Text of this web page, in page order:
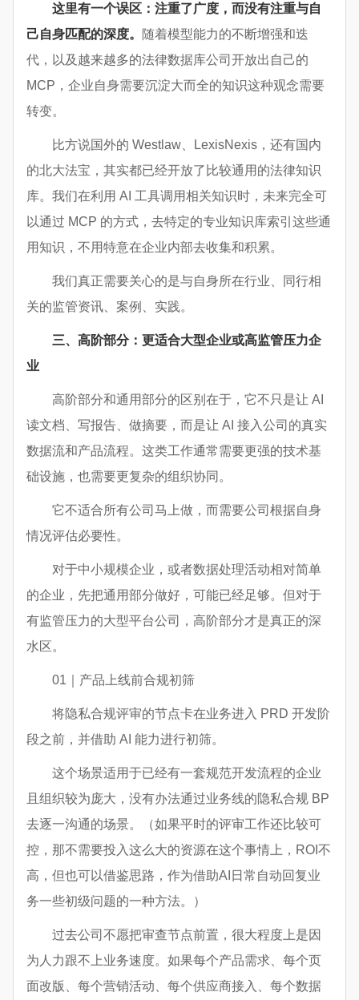
这里有一个误区：注重了广度，而没有注重与自
己自身匹配的深度。
随着模型能力的不断增强和迭
代，以及越来越多的法律数据库公司开放出自己的
MCP，企业自身需要沉淀大而全的知识这种观念需要
转变。
比方说国外的 Westlaw、LexisNexis，还有国内
的北大法宝，其实都已经开放了比较通用的法律知识
库。我们在利用 AI 工具调用相关知识时，未来完全可
以通过 MCP 的方式，去特定的专业知识库索引这些通
用知识，不用特意在企业内部去收集和积累。
我们真正需要关心的是与自身所在行业、同行相
关的监管资讯、案例、实践。
三、高阶部分：更适合大型企业或高监管压力企
业
高阶部分和通用部分的区别在于，它不只是让 AI
读文档、写报告、做摘要，而是让 AI 接入公司的真实
数据流和产品流程。这类工作通常需要更强的技术基
础设施，也需要更复杂的组织协同。
它不适合所有公司马上做，而需要公司根据自身
情况评估必要性。
对于中小规模企业，或者数据处理活动相对简单
的企业，先把通用部分做好，可能已经足够。但对于
有监管压力的大型平台公司，高阶部分才是真正的深
水区。
01｜产品上线前合规初筛
将隐私合规评审的节点卡在业务进入 PRD 开发阶
段之前，并借助 AI 能力进行初筛。
这个场景适用于已经有一套规范开发流程的企业
且组织较为庞大，没有办法通过业务线的隐私合规 BP
去逐一沟通的场景。（如果平时的评审工作还比较可
控，那不需要投入这么大的资源在这个事情上，ROI不
高，但也可以借鉴思路，作为借助AI日常自动回复业
务一些初级问题的一种方法。）
过去公司不愿把审查节点前置，很大程度上是因
为人力跟不上业务速度。如果每个产品需求、每个页
面改版、每个营销活动、每个供应商接入、每个数据